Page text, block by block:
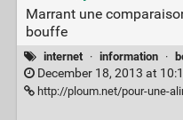
Marrant une
bouffe
internet · information ·
December 18, 2013 at
http://ploum.net/pour-une-